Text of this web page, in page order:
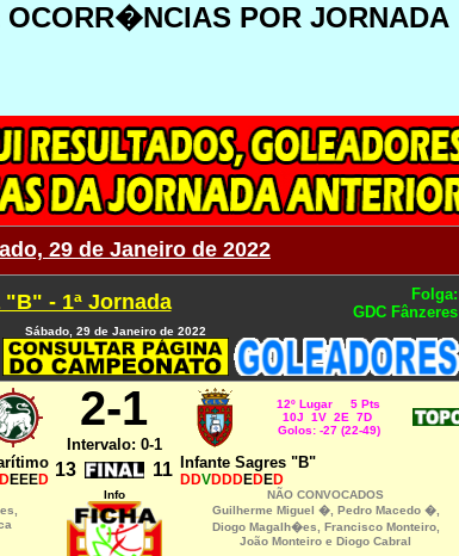
OCORR�NCIAS POR JORNADA
29 de Janeiro de 2022
"B" - 1ª Jornada
Folga:
GDC Fânzeres
Sábado, 29 de Janeiro de 2022
2-1
Intervalo: 0-1
12º Lugar 5 Pts
10J 1V 2E 7D
Golos: -27 (22-49)
EEED 13 11 Infante Sagres "B"
DDVDDDEDED
Info
NÃO CONVOCADOS
Guilherme Miguel �, Pedro Macedo �,
Diogo Magalh�es, Francisco Monteiro,
João Monteiro e Diogo Cabral